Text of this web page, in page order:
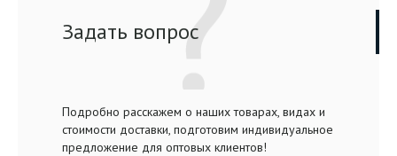
Задать вопрос
Подробно расскажем о наших товарах, видах и
стоимости доставки, подготовим индивидуальное
предложение для оптовых клиентов!